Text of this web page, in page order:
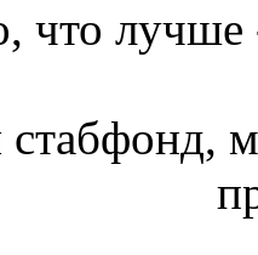
что
стабфонд,